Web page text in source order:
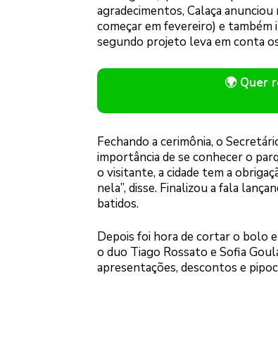
agradecimentos, Calaça
começar em fevereiro) e
segundo projeto leva em conta
🌍 Quer
Fechando a cerimônia, o
importância de se conhecer o
o visitante, a cidade tem a
nela”, disse. Finalizou a fala
batidos.
Depois foi hora de cortar o bolo
o duo Tiago Rossato e Sofia
apresentações, descontos e